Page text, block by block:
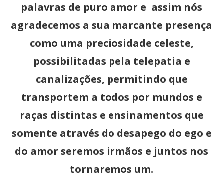
palavras de puro amor e assim nós
agradecemos a sua marcante presença
como uma preciosidade celeste,
possibilitadas pela telepatia e
canalizações, permitindo que
transportem a todos por mundos e
raças distintas e ensinamentos que
somente através do desapego do ego e
do amor seremos irmãos e juntos nos
tornaremos um.